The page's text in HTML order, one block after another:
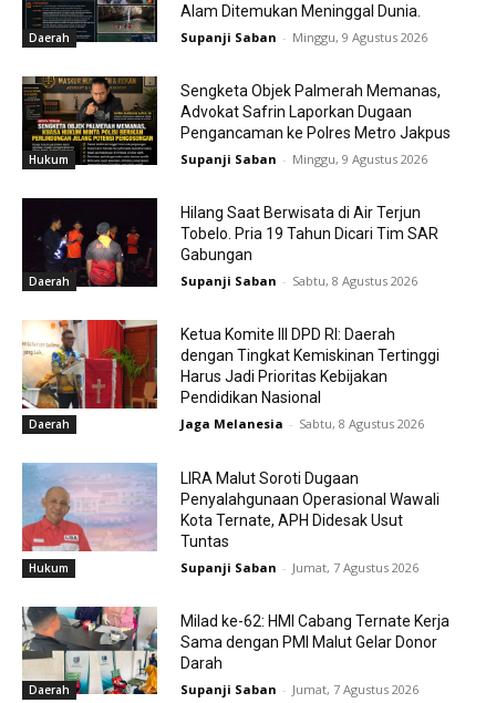
Daerah
Alam Ditemukan Meninggal Dunia.
Supanji Saban - Minggu, 9 Agustus 2026
Hukum
Sengketa Objek Palmerah Memanas,
Advokat Safrin Laporkan Dugaan
Pengancaman ke Polres Metro Jakpus
Supanji Saban - Minggu, 9 Agustus 2026
Daerah
Hilang Saat Berwisata di Air Terjun
Tobelo. Pria 19 Tahun Dicari Tim SAR
Gabungan
Supanji Saban - Sabtu, 8 Agustus 2026
Daerah
Ketua Komite III DPD RI: Daerah
dengan Tingkat Kemiskinan Tertinggi
Harus Jadi Prioritas Kebijakan
Pendidikan Nasional
Jaga Melanesia - Sabtu, 8 Agustus 2026
Hukum
LIRA Malut Soroti Dugaan
Penyalahgunaan Operasional Wawali
Kota Ternate, APH Didesak Usut
Tuntas
Supanji Saban - Jumat, 7 Agustus 2026
Daerah
Milad ke-62: HMI Cabang Ternate Kerja
Sama dengan PMI Malut Gelar Donor
Darah
Supanji Saban - Jumat, 7 Agustus 2026